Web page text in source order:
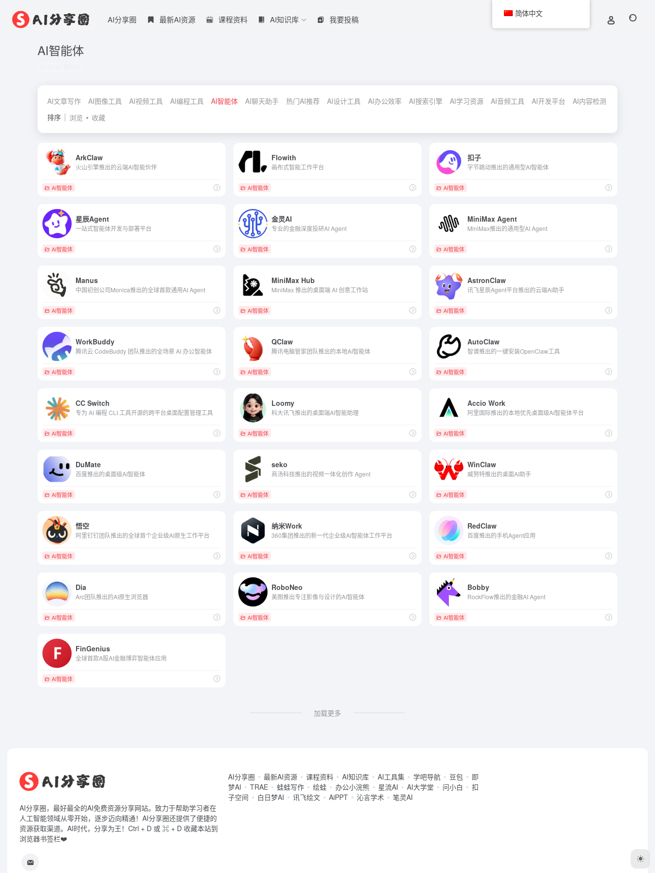
AI分享圈 最新AI资源 课程资料 AI知识库 我要投稿
AI智能体
AI文章写作 AI图像工具 AI视频工具 AI编程工具 AI智能体 AI聊天助手 热门AI推荐 AI设计工具 AI办公效率 AI搜索引擎 AI学习资源 AI音频工具 AI开发平台
AI内容检测
排序
浏览 收藏
ArkClaw
火山引擎推出的云端AI智能伙伴
AI智能体
Flowith
画布式智能工作平台
AI智能体
扣子
字节跳动推出的通用型AI智能体
AI智能体
星辰Agent
一站式智能体开发与部署平台
AI智能体
金灵AI
专业的金融深度投研AI Agent
AI智能体
MiniMax Agent
MiniMax推出的通用型AI Agent
AI智能体
Manus
中国初创公司Monica推出的全球首款通用AI Agent
AI智能体
MiniMax Hub
MiniMax 推出的桌面端 AI 创意工作站
AI智能体
AstronClaw
讯飞星辰Agent平台推出的云端AI助手
AI智能体
WorkBuddy
腾讯云 CodeBuddy 团队推出的全场景 AI 办公智能体
AI智能体
QClaw
腾讯电脑管家团队推出的本地AI智能体
AI智能体
AutoClaw
智谱推出的一键安装OpenClaw工具
AI智能体
CC Switch
专为 AI 编程 CLI 工具开源的跨平台桌面配置管理工具
AI智能体
Loomy
科大讯飞推出的桌面端AI智能助理
AI智能体
Accio Work
阿里国际推出的本地优先桌面级AI智能体平台
AI智能体
DuMate
百度推出的桌面级AI智能体
AI智能体
seko
商汤科技推出的视频一体化创作 Agent
AI智能体
WinClaw
威努特推出的桌面AI助手
AI智能体
悟空
阿里钉钉团队推出的全球首个企业级AI原生工作平台
AI智能体
纳米Work
360集团推出的新一代企业级AI智能体工作平台
AI智能体
RedClaw
百度推出的手机Agent应用
AI智能体
Dia
Arc团队推出的AI原生浏览器
AI智能体
RoboNeo
美图推出专注影像与设计的AI智能体
AI智能体
Bobby
RockFlow推出的金融AI Agent
AI智能体
FinGenius
全球首款A股AI金融博弈智能体应用
AI智能体
加载更多
AI分享圈，最好最全的AI免费资源分享网站。致力于帮助学习者在
人工智能领域从零开始，逐步迈向精通！AI分享圈还提供了便捷的
资源获取渠道。AI时代，分享为王！Ctrl + D 或 ⌘ + D 收藏本站到
浏览器书签栏❤️
AI分享圈 最新AI资源 课程资料 AI知识库 AI工具集 学吧导航 豆包
即
梦AI
TRAE 蛙蛙写作 绘蛙 办公小浣熊 星流AI AI大学堂 问小白
扣
子空间
白日梦AI 讯飞绘文 AiPPT 沁言学术 笔灵AI
简体中文